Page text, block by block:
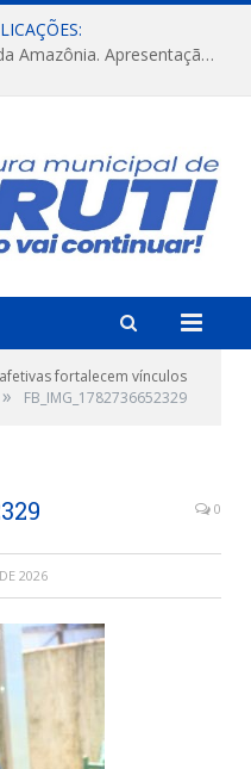
FESTRIBAL 2026 – No Coração da Amazônia. Apresentação da Munduruku.
fortalecem vínculos
» FB_IMG_1782736652329
0
2026